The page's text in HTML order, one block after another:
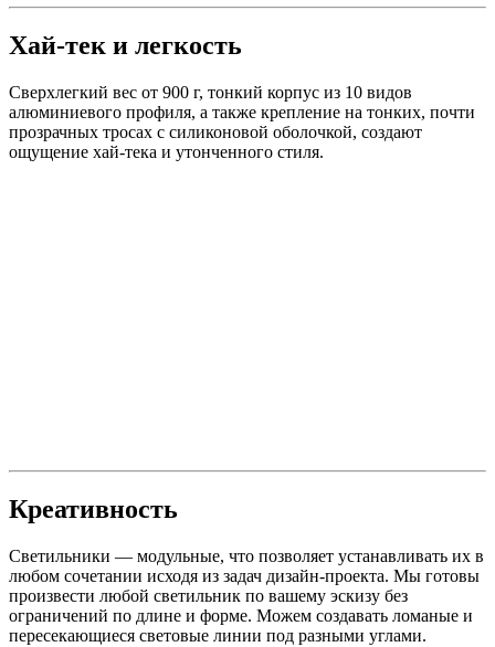
Хай-тек и легкость
Сверхлегкий вес от 900 г, тонкий корпус из 10 видов
алюминиевого профиля, а также крепление на тонких, почти
прозрачных тросах с силиконовой оболочкой, создают
ощущение хай-тека и утонченного стиля.
Креативность
Светильники — модульные, что позволяет устанавливать их в
любом сочетании исходя из задач дизайн-проекта. Мы готовы
произвести любой светильник по вашему эскизу без
ограничений по длине и форме. Можем создавать ломаные и
пересекающиеся световые линии под разными углами.